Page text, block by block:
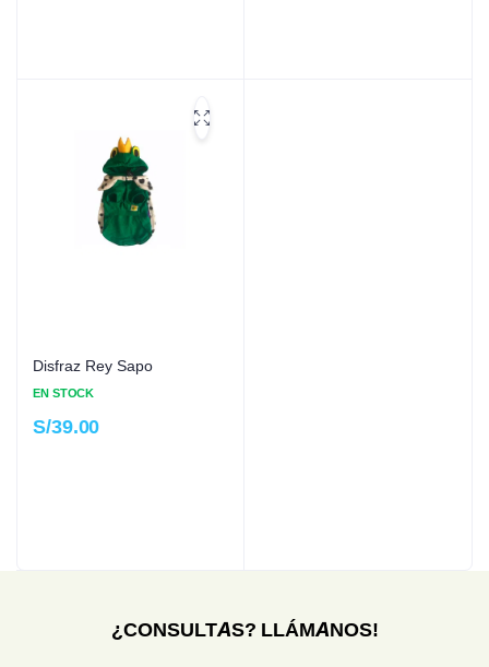
Disfraz Rey Sapo
EN STOCK
S/39.00
¿CONSULTAS? LLÁMANOS!